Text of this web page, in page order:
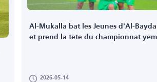
Al-Mukalla bat les Jeunes d'Al-
et prend la tête du championnat
2026-05-14